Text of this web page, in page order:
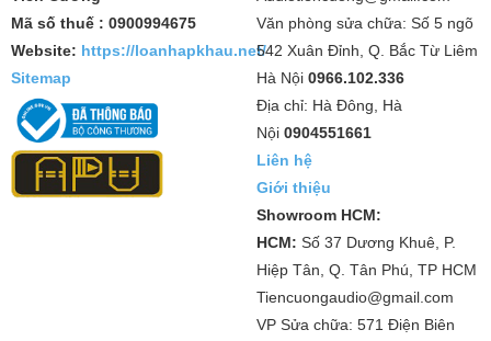
Mã số thuế : 0900994675
Website: https://loanhapkhau.net/
Sitemap
Văn phòng sửa chữa: Số 5 ngõ
542 Xuân Đỉnh, Q. Bắc Từ Liêm
Hà Nội 0966.102.336
Địa chỉ: Hà Đông, Hà
Nội 0904551661
Liên hệ
Giới thiệu
Showroom HCM:
HCM: Số 37 Dương Khuê, P.
Hiệp Tân, Q. Tân Phú, TP HCM
Tiencuongaudio@gmail.com
VP Sửa chữa: 571 Điện Biên